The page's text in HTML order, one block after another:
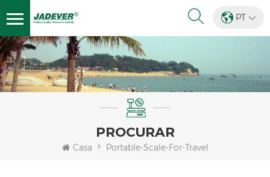
PT
PROCURAR
Casa Portable-Scale-For-Travel